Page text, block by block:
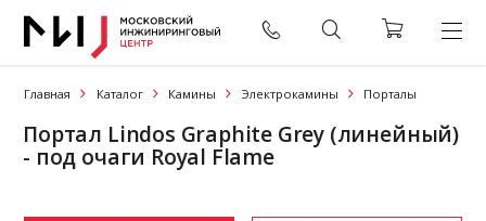
Главная Каталог Камины Электрокамины Порталы
Портал Lindos Graphite Grey (линейный)
- под очаги Royal Flame